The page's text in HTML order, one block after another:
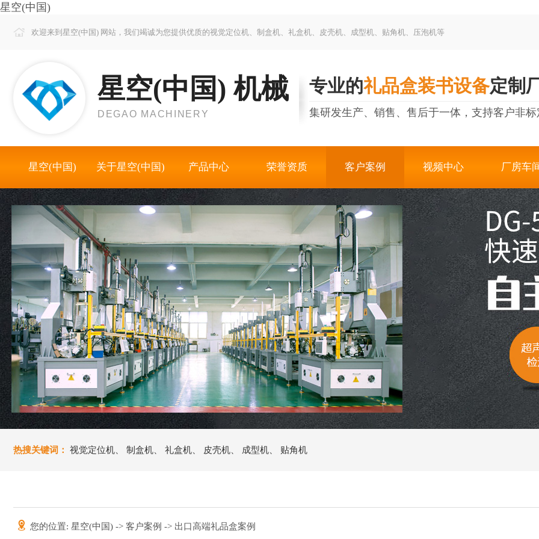
星空(中国)
欢迎来到星空(中国) 网站，我们竭诚为您提供优质的视觉定位机、制盒机、礼盒机、皮壳机、成型机、贴角机、压泡机等
星空(中国) 机械
DEGAO MACHINERY
专业的礼品盒装书设备定制
集研发生产、销售、售后于一体，支持客户非标
星空(中国) 关于星空(中国) 产品中心 荣誉资质 客户案例 视频中心 厂房车
热搜关键词： 视觉定位机 制盒机 礼盒机 皮壳机 成型机 贴角机
您的位置: 星空(中国) -> 客户案例 -> 出口高端礼品盒案例